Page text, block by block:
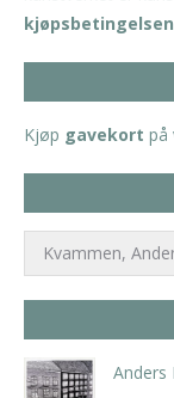
Kjøp gavekort på
Kvammen,
Anders